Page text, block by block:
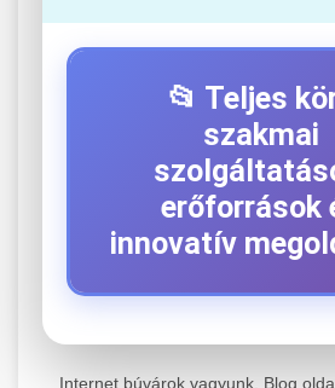
📂 Teljes
szakmai
erőforrások
innovatív
Internet búvárok vagyunk. Blog